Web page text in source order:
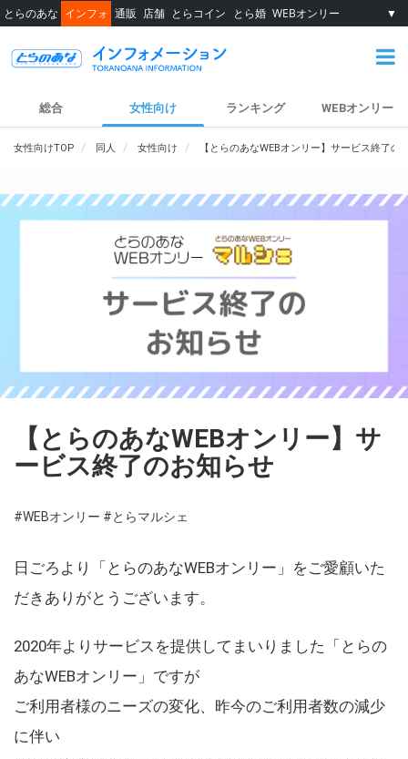
とらのあな インフォ 通販 店舗 とらコイン とら婚 WEBオンリー ▼
総合 女性向け ランキング WEBオンリー
女性向けTOP 同人 女性向け 【とらのあなWEBオンリー】サービス終了の
【とらのあなWEBオンリー】サ
ービス終了のお知らせ
#WEBオンリー #とらマルシェ
日ごろより「とらのあなWEBオンリー」をご愛顧いた
だきありがとうございます。
2020年よりサービスを提供してまいりました「とらの
あなWEBオンリー」ですが
ご利用者様のニーズの変化、昨今のご利用者数の減少
に伴い